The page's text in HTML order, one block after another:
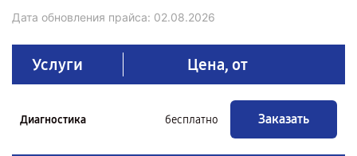
Дата обновления прайса: 02.08.2026
Услуги Цена, от
Диагностика бесплатно Заказать